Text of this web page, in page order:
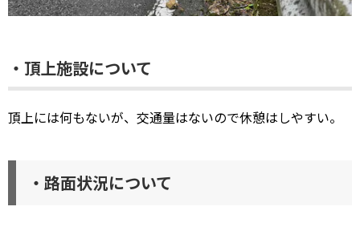
・頂上施設について
頂上には何もないが、交通量はないので休憩はしやすい。
・路面状況について